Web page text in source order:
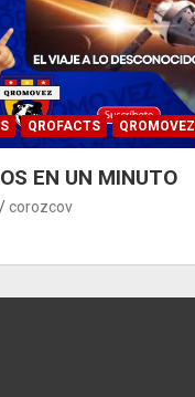
QROFACTS QROMOVEZ
EN UN MINUTO
corozcov